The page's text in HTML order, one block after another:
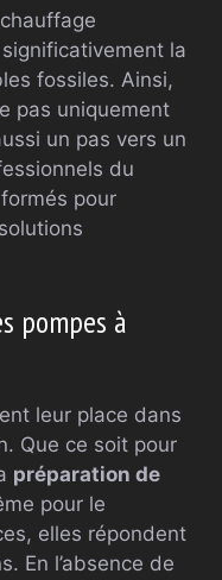
la
fossiles. Ainsi,
pas uniquement
un pas vers un
du
pour
pompes à
leur place dans
Que ce soit pour
préparation de
pour le
elles répondent
En l’absence de